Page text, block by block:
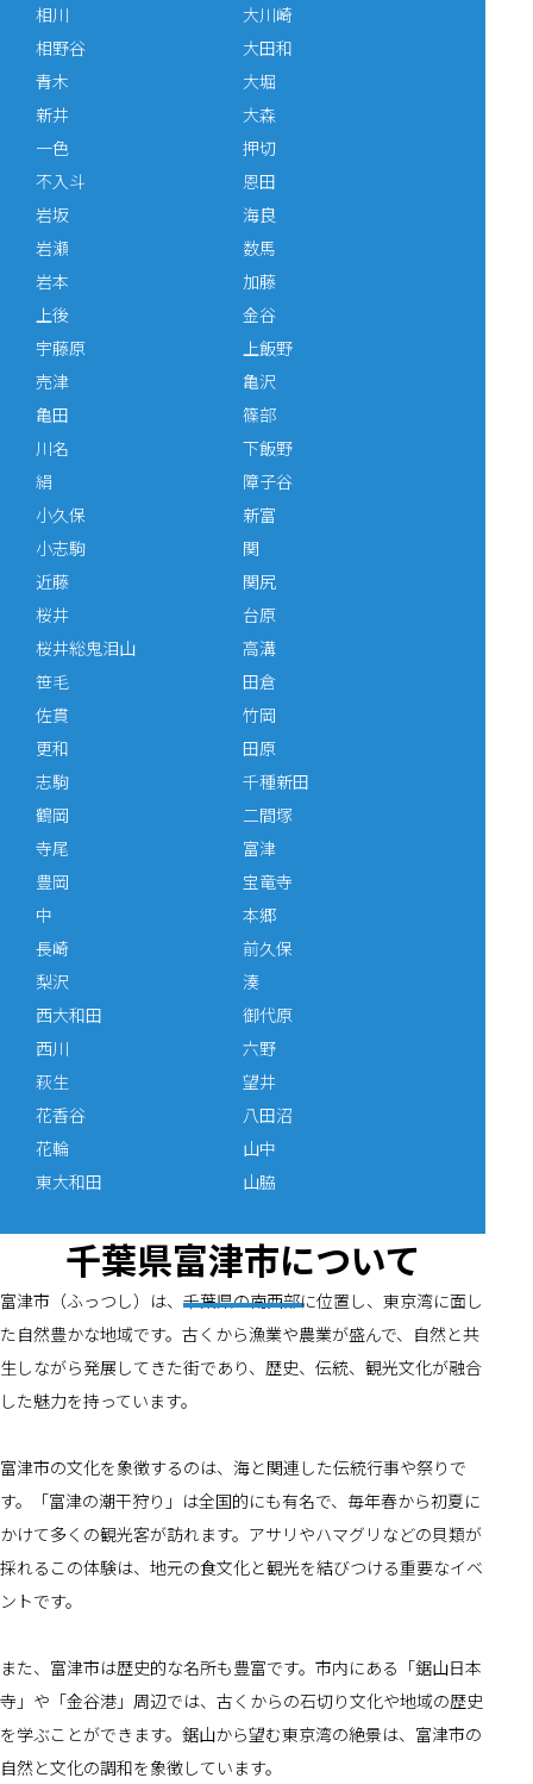
相川
相野谷
青木
新井
一色
不入斗
岩坂
岩瀬
岩本
上後
宇藤原
売津
大川崎
大田和
大堀
大森
押切
恩田
海良
数馬
加藤
金谷
上飯野
亀沢
亀田
川名
絹
小久保
小志駒
近藤
桜井
桜井総鬼泪山
笹毛
佐貫
更和
志駒
篠部
下飯野
障子谷
新富
関
関尻
台原
高溝
田倉
竹岡
田原
千種新田
鶴岡
寺尾
豊岡
中
長崎
梨沢
西大和田
西川
萩生
花香谷
花輪
東大和田
二間塚
富津
宝竜寺
本郷
前久保
湊
御代原
六野
望井
八田沼
山中
山脇
千葉県富津市について
富津市（ふっつし）は、千葉県の南西部に位置し、東京湾に面し
た自然豊かな地域です。古くから漁業や農業が盛んで、自然と共
生しながら発展してきた街であり、歴史、伝統、観光文化が融合
した魅力を持っています。
富津市の文化を象徴するのは、海と関連した伝統行事や祭りで
す。「富津の潮干狩り」は全国的にも有名で、毎年春から初夏に
かけて多くの観光客が訪れます。アサリやハマグリなどの貝類が
採れるこの体験は、地元の食文化と観光を結びつける重要なイベ
ントです。
また、富津市は歴史的な名所も豊富です。市内にある「鋸山日本
寺」や「金谷港」周辺では、古くからの石切り文化や地域の歴史
を学ぶことができます。鋸山から望む東京湾の絶景は、富津市の
自然と文化の調和を象徴しています。